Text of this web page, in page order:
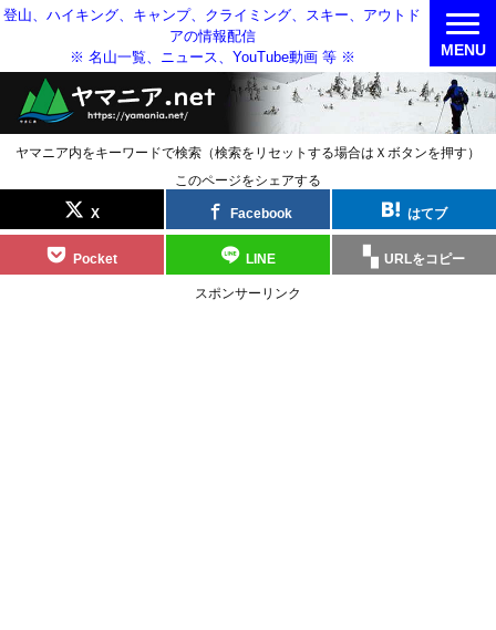
登山、ハイキング、キャンプ、クライミング、スキー、アウトド
アの情報配信
※ 名山一覧、ニュース、YouTube動画 等 ※
ヤマニア内をキーワードで検索（検索をリセットする場合はＸボタンを押す）
MENU
このページをシェアする
X Facebook はてブ
Pocket LINE URLをコピー
スポンサーリンク